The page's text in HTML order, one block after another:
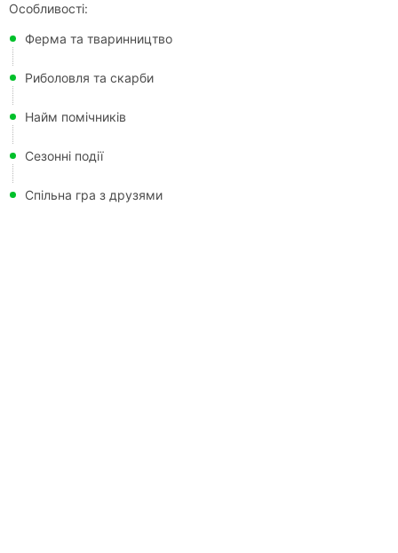
Особливості:
Ферма та тваринництво
Риболовля та скарби
Найм помічників
Сезонні події
Спільна гра з друзями